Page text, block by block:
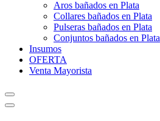
Aros bañados en Plata
Collares bañados en Plata
Pulseras bañados en Plata
Conjuntos bañados en Plata
Insumos
OFERTA
Venta Mayorista